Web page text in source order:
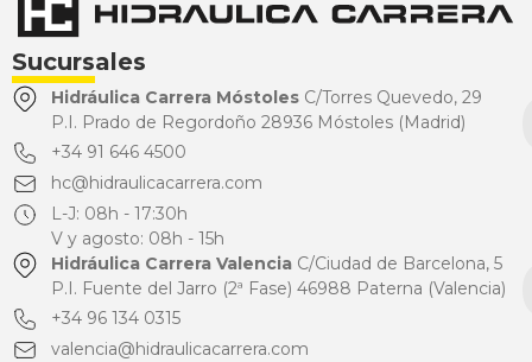
Sucursales
Hidráulica Carrera MóstolesC/Torres Quevedo, 29
P.I. Prado de Regordoño 28936 Móstoles (Madrid)
+34 91 646 4500
hc@hidraulicacarrera.com
L-J: 08h - 17:30h
V y agosto: 08h - 15h
Hidráulica Carrera ValenciaC/Ciudad de Barcelona, 5
P.I. Fuente del Jarro (2ª Fase) 46988 Paterna (Valencia)
+34 96 134 0315
valencia@hidraulicacarrera.com